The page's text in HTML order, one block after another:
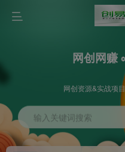
网创网赚
网创资源&实战项
输入关键词搜索